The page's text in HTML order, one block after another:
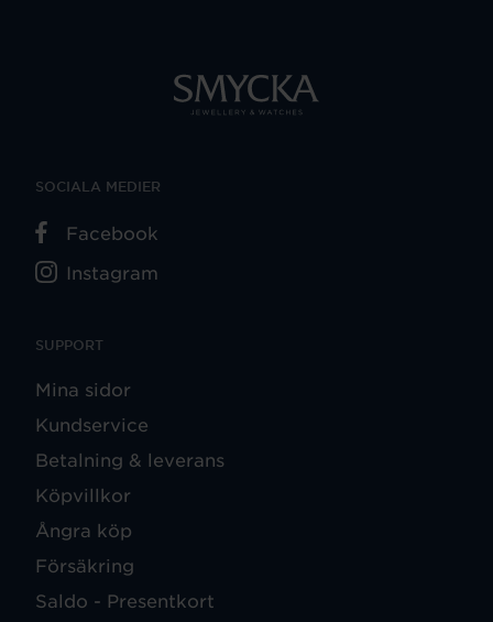
SUPPORT
Mina sidor
Kundservice
Betalning & leverans
Köpvillkor
Ångra köp
Försäkring
Saldo - Presentkort
SOCIALA MEDIER
Facebook
Instagram